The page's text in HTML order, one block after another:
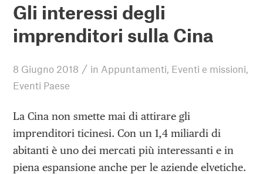
Gli interessi degli
imprenditori sulla Cina
8 Giugno 2018 / in Appuntamenti, Eventi e missioni,
Eventi Paese
La Cina non smette mai di attirare gli
imprenditori ticinesi. Con un 1,4 miliardi di
abitanti è uno dei mercati più interessanti e in
piena espansione anche per le aziende elvetiche.